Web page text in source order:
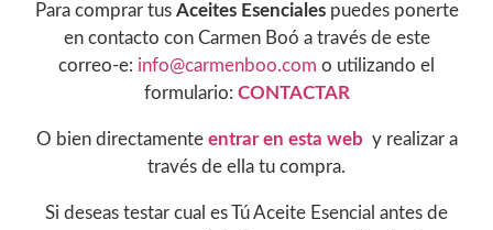
Para comprar tus Aceites Esencialespuedes ponerte
en contacto con Carmen Boó a través de este
correo-e: info@carmenboo.com o utilizando el
formulario: CONTACTAR
O bien directamente entrar en esta web y realizar a
través de ella tu compra.
Si deseas testar cual es Tú Aceite Esencial antes de